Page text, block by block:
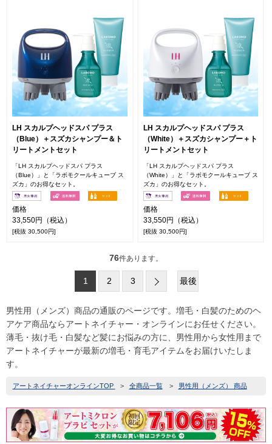
LH スカルプヘッドスパ プラス
（Blue）＋スズカシャンプー＆ト
リートメントセット
「LH スカルプヘッドスパ プラス
（Blue）」と「ラボモクールキューブ ス
ズカ」のお得なセット。
価格
33,550円（税込）
[税抜 30,500円]
LH スカルプヘッドスパ プラス
（White）＋スズカシャンプー＋ト
リートメントセット
「LH スカルプヘッドスパ プラス
（White）」と「ラボモクールキューブ ス
ズカ」のお得なセット。
価格
33,550円（税込）
[税抜 30,500円]
76件あります。
1 2 3 最後
男性用（メンズ）商品の通販のページです。増毛・白髪のためのヘ
アケア商品ならアートネイチャー・オンラインにお任せください。
薄毛・抜け毛・白髪など髪にお悩みの方に、男性用から女性用まで
アートネイチャーが最新の増毛・育毛アイテムをお届けいたしま
す。
アートネイチャーオンラインTOP > 全商品一覧 > 男性用（メンズ） 商品